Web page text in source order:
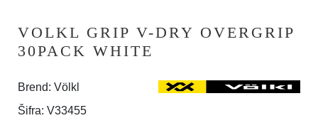
VOLKL GRIP V-DRY OVERGRIP
30PACK WHITE
Brend: Völkl
Šifra: V33455